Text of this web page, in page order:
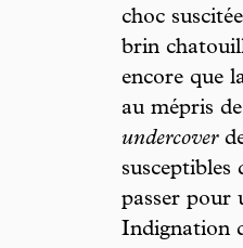
choc
brin
encore que
au mépris
undercover
susceptibles
passer pour
Indignation